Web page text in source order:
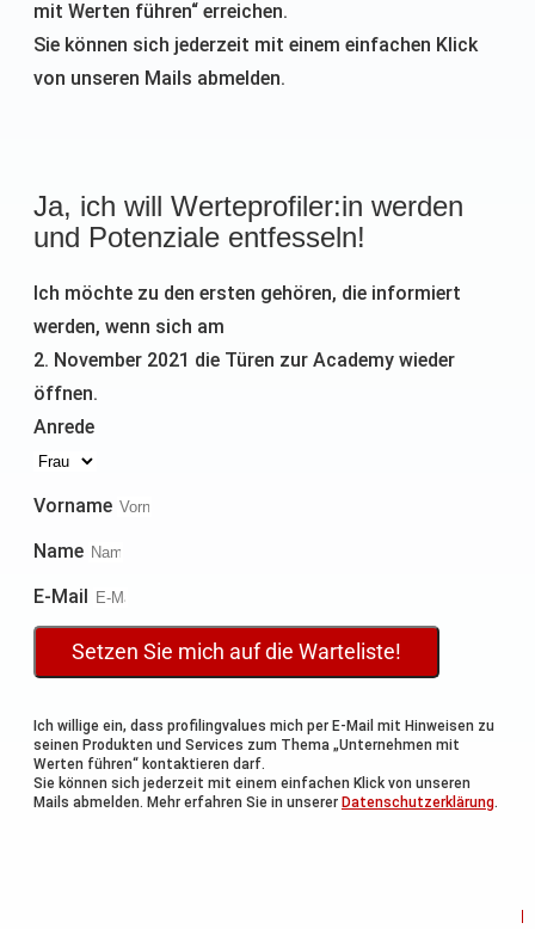
mit Werten führen“ erreichen.
Sie können sich jederzeit mit einem einfachen Klick
von unseren Mails abmelden.
Ja, ich will Werteprofiler:in werden
und Potenziale entfesseln!
Ich möchte zu den ersten gehören, die informiert
werden, wenn sich am
2. November 2021 die Türen zur Academy wieder
öffnen.
Anrede
Vorname
Name
E-Mail
Setzen Sie mich auf die Warteliste!
Ich willige ein, dass profilingvalues mich per E-Mail mit Hinweisen zu
seinen Produkten und Services zum Thema „Unternehmen mit
Werten führen“ kontaktieren darf.
Sie können sich jederzeit mit einem einfachen Klick von unseren
Mails abmelden. Mehr erfahren Sie in unserer Datenschutzerklärung.